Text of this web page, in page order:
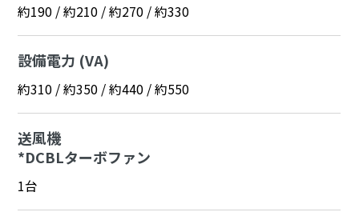
約190 / 約210 / 約270 / 約330
設備電力 (VA)
約310 / 約350 / 約440 / 約550
送風機
*DCBLターボファン
1台